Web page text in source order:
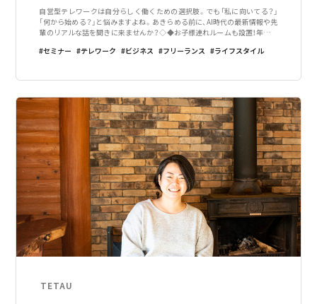
自営型テレワークは自分らしく働くための選択肢。でも「私に向いてる？」
「何から始める？」と悩みますよね。あきらめる前に、AI時代の最新情報や先
輩のリアルな話を聞きに来ませんか？◇◆お子様連れルームも設置！年齢不
ェア」で検索or画像QR
セミナー テレワーク ビジネス フリーランス ライフスタイル
TETAU